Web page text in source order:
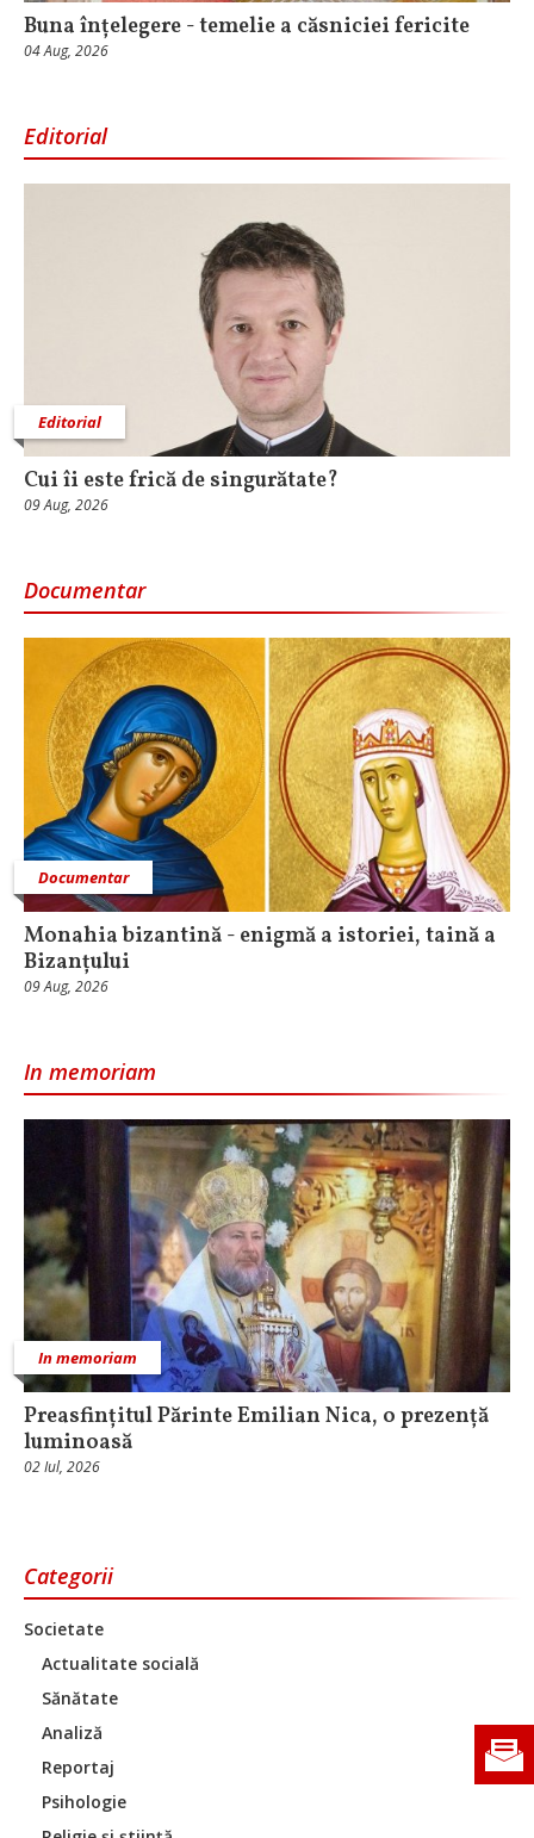
Categorii
Societate
Actualitate socială
Sănătate
Analiză
Reportaj
Psihologie
Buna înțelegere - temelie a căsniciei fericite
04 Aug, 2026
Editorial
Editorial
Cui îi este frică de singurătate?
09 Aug, 2026
Documentar
Documentar
Monahia bizantină - enigmă a istoriei, taină a
Bizanțului
09 Aug, 2026
In memoriam
In memoriam
Preasfințitul Părinte Emilian Nica, o prezență
luminoasă
02 Iul, 2026